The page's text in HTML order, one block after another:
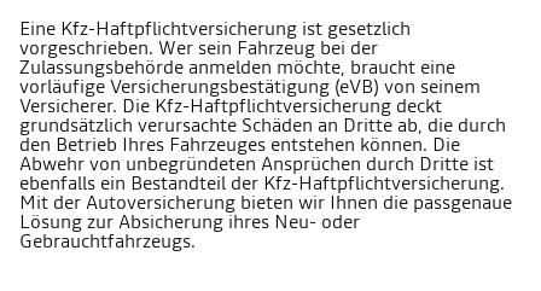
Eine Kfz-Haftpflichtversicherung ist gesetzlich
vorgeschrieben. Wer sein Fahrzeug bei der
Zulassungsbehörde anmelden möchte, braucht eine
vorläufige Versicherungsbestätigung (eVB) von seinem
Versicherer. Die Kfz-Haftpflichtversicherung deckt
grundsätzlich verursachte Schäden an Dritte ab, die durch
den Betrieb Ihres Fahrzeuges entstehen können. Die
Abwehr von unbegründeten Ansprüchen durch Dritte ist
ebenfalls ein Bestandteil der Kfz-Haftpflichtversicherung.
Mit der Autoversicherung bieten wir Ihnen die passgenaue
Lösung zur Absicherung ihres Neu- oder
Gebrauchtfahrzeugs.